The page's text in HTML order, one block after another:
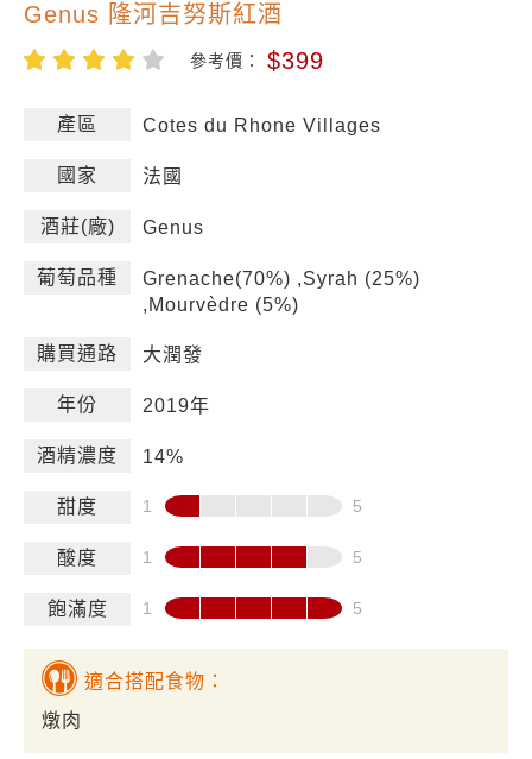
Genus 隆河吉努斯紅酒
參考價： $399
產區 Cotes du Rhone Villages
國家 法國
酒莊(廠) Genus
葡萄品種
Grenache(70%) ,Syrah (25%)
,Mourvèdre (5%)
購買通路 大潤發
年份 2019年
酒精濃度 14%
甜度
酸度
飽滿度
適合搭配食物：
燉肉